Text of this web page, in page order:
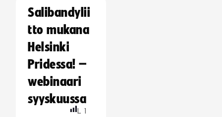
Salibandylii
tto mukana
Helsinki
Pridessa! –
webinaari
syyskuussa
L 1